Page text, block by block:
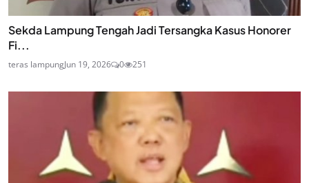
Sekda Lampung Tengah Jadi Tersangka Kasus Honorer
Fi...
teras lampungJun 19, 2026 0 251